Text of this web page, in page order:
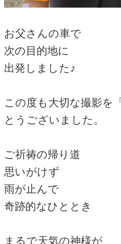
お父さんの車で
次の目的地に
出発しました♪
この度も大切な撮影を「
とうございました。
ご祈祷の帰り道
思いがけず
雨が止んで
奇跡的なひととき
まるで天気の神様が